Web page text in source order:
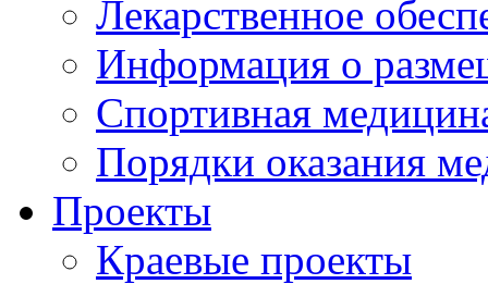
Лекарственное
Информация о
Спортивная
Порядки оказания
Проекты
Краевые проекты